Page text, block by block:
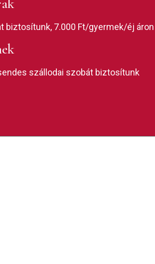
biztosítunk, 7.000 Ft/gyermek/éj áron
szállodai szobát biztosítunk